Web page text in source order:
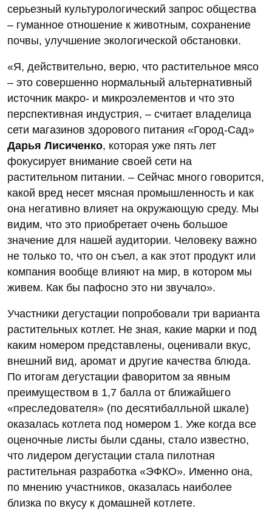
серьезный культурологический запрос общества
– гуманное отношение к животным, сохранение
почвы, улучшение экологической обстановки.
«Я, действительно, верю, что растительное мясо
– это совершенно нормальный альтернативный
источник макро- и микроэлементов и что это
перспективная индустрия, – считает владелица
сети магазинов здорового питания «Город-Сад»
Дарья Лисиченко, которая уже пять лет
фокусирует внимание своей сети на
растительном питании. – Сейчас много говорится,
какой вред несет мясная промышленность и как
она негативно влияет на окружающую среду. Мы
видим, что это приобретает очень большое
значение для нашей аудитории. Человеку важно
не только то, что он съел, а как этот продукт или
компания вообще влияют на мир, в котором мы
живем. Как бы пафосно это ни звучало».
Участники дегустации попробовали три варианта
растительных котлет. Не зная, какие марки и под
каким номером представлены, оценивали вкус,
внешний вид, аромат и другие качества блюда.
По итогам дегустации фаворитом за явным
преимуществом в 1,7 балла от ближайшего
«преследователя» (по десятибалльной шкале)
оказалась котлета под номером 1. Уже когда все
оценочные листы были сданы, стало известно,
что лидером дегустации стала пилотная
растительная разработка «ЭФКО». Именно она,
по мнению участников, оказалась наиболее
близка по вкусу к домашней котлете.